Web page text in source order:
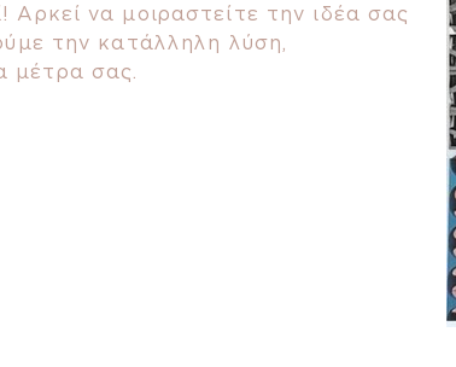
Αρκεί να μοιραστείτε την ιδέα σας
την κατάλληλη λύση,
μέτρα σας.